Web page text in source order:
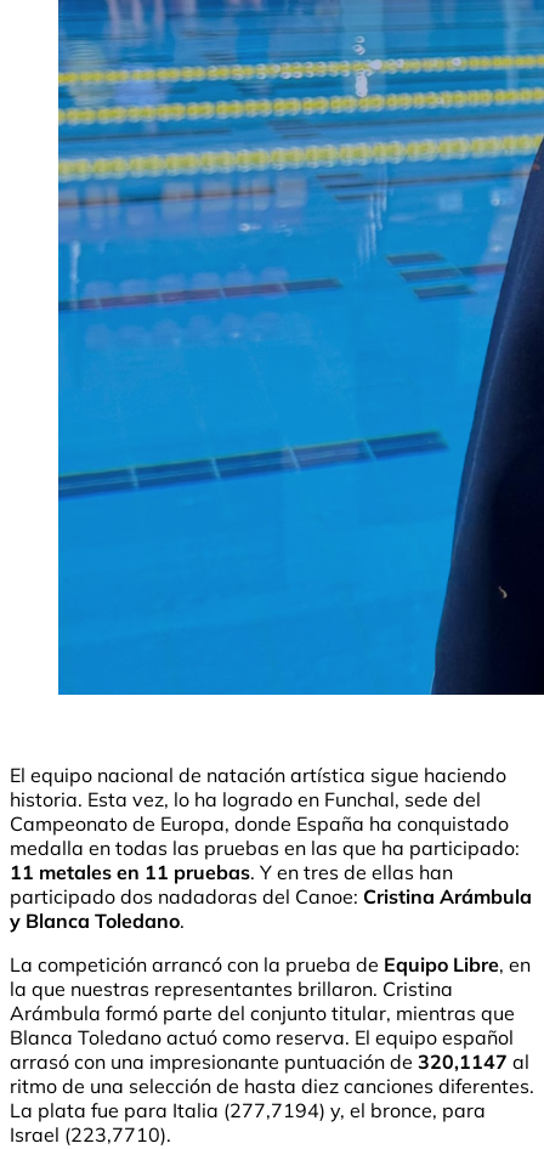
El equipo nacional de natación artística sigue haciendo
historia. Esta vez, lo ha logrado en Funchal, sede del
Campeonato de Europa, donde España ha conquistado
medalla en todas las pruebas en las que ha participado:
11 metales en 11 pruebas. Y en tres de ellas han
participado dos nadadoras del Canoe: Cristina Arámbula
y Blanca Toledano.
La competición arrancó con la prueba de Equipo Libre, en
la que nuestras representantes brillaron. Cristina
Arámbula formó parte del conjunto titular, mientras que
Blanca Toledano actuó como reserva. El equipo español
arrasó con una impresionante puntuación de 320,1147 al
ritmo de una selección de hasta diez canciones diferentes.
La plata fue para Italia (277,7194) y, el bronce, para
Israel (223,7710).